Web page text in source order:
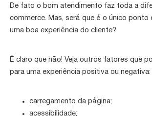
De fato o bom atendimento faz toda a
commerce. Mas, será que é o único ponto
uma boa experiência do cliente?
É claro que não! Veja outros fatores que
para uma experiência positiva ou negativa:
carregamento da página;
acessibilidade;